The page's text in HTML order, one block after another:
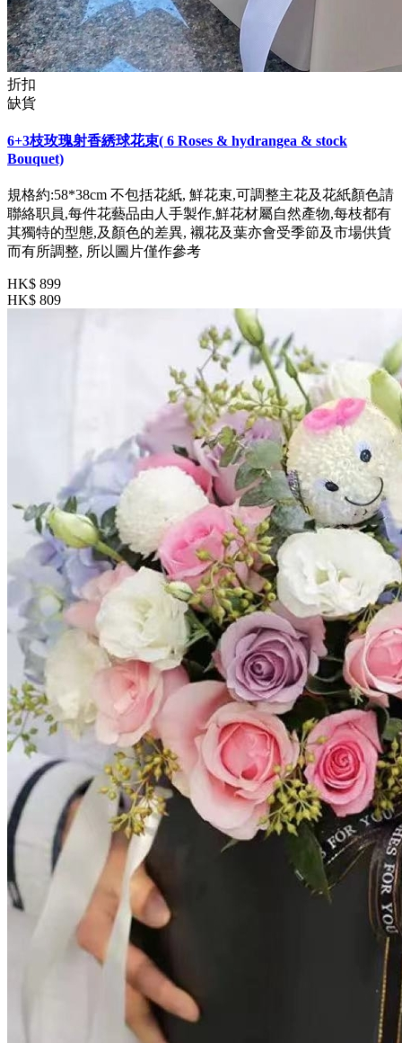
折扣
缺貨
6+3枝玫瑰射香綉球花束( 6 Roses & hydrangea & stock
Bouquet)
規格約:58*38cm 不包括花紙, 鮮花束,可調整主花及花紙顏色請
聯絡职員,每件花藝品由人手製作,鮮花材屬自然產物,每枝都有
其獨特的型態,及顏色的差異, 襯花及葉亦會受季節及市場供貨
而有所調整, 所以圖片僅作參考
HK$ 899
HK$ 809